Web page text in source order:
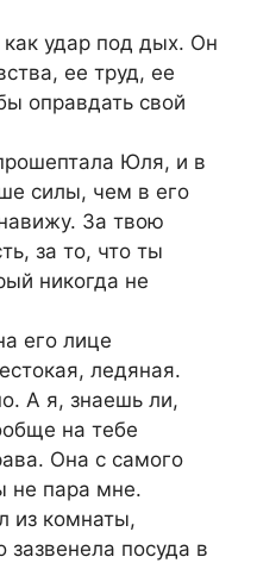
удар под дых. Он
ее труд, ее
оправдать свой
Юля, и в
силы, чем в его
За твою
за то, что ты
никогда не
его лице
ледяная.
А я, знаешь ли,
на тебе
Она с самого
не пара мне.
из комнаты,
зазвенела посуда в